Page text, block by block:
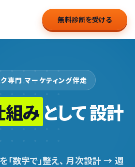
無料診断を受ける
専門 マーケティング伴走
組み として設計
数字で」整え、 月次設計 → 週